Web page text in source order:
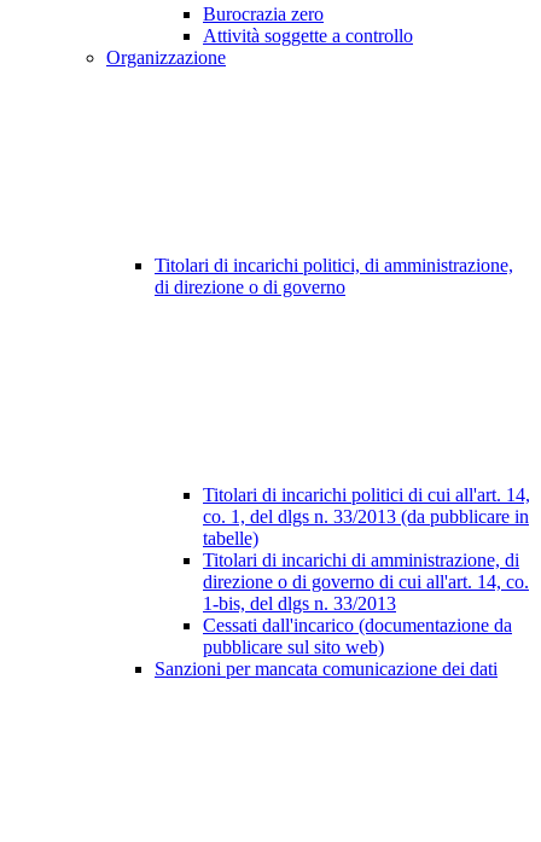
Burocrazia zero
Attività soggette a controllo
Organizzazione
Titolari di incarichi politici, di amministrazione,
di direzione o di governo
Titolari di incarichi politici di cui all'art. 14,
co. 1, del dlgs n. 33/2013 (da pubblicare in
tabelle)
Titolari di incarichi di amministrazione, di
direzione o di governo di cui all'art. 14, co.
1-bis, del dlgs n. 33/2013
Cessati dall'incarico (documentazione da
pubblicare sul sito web)
Sanzioni per mancata comunicazione dei dati